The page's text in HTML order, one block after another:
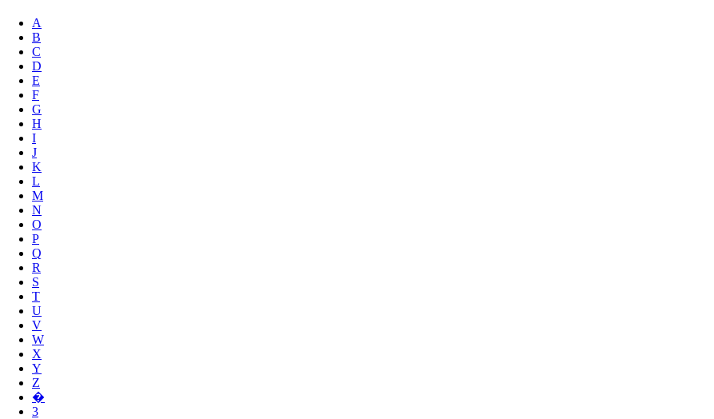
A
B
C
D
E
F
G
H
I
J
K
L
M
N
O
P
Q
R
S
T
U
V
W
X
Y
Z
�
3